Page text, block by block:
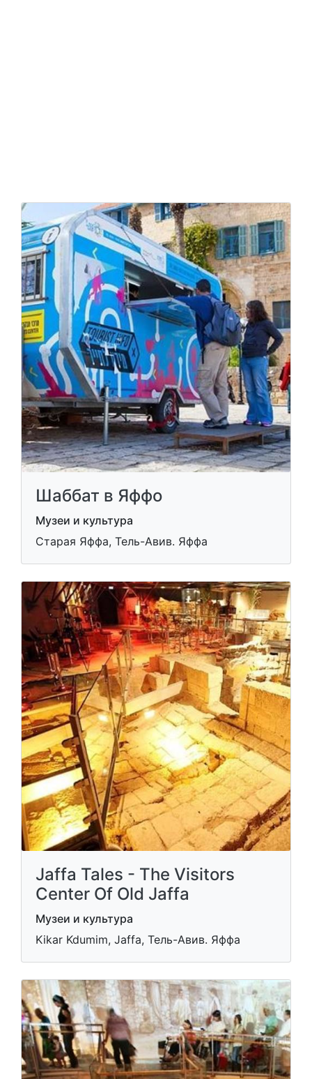
Шаббат в Яффо
Музеи и культура
Старая Яффа, Тель-Авив. Яффа
Jaffa Tales - The Visitors
Center Of Old Jaffa
Музеи и культура
Kikar Kdumim, Jaffa, Тель-Авив. Яффа